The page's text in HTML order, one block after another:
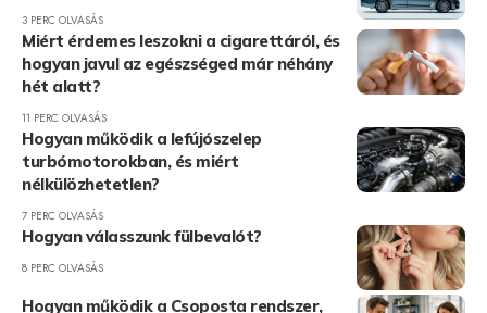
3 PERC OLVASÁS
Miért érdemes leszokni a cigarettáról, és
hogyan javul az egészséged már néhány
hét alatt?
11 PERC OLVASÁS
Hogyan működik a lefújószelep
turbómotorokban, és miért
nélkülözhetetlen?
7 PERC OLVASÁS
Hogyan válasszunk fülbevalót?
8 PERC OLVASÁS
Hogyan működik a Csoposta rendszer,